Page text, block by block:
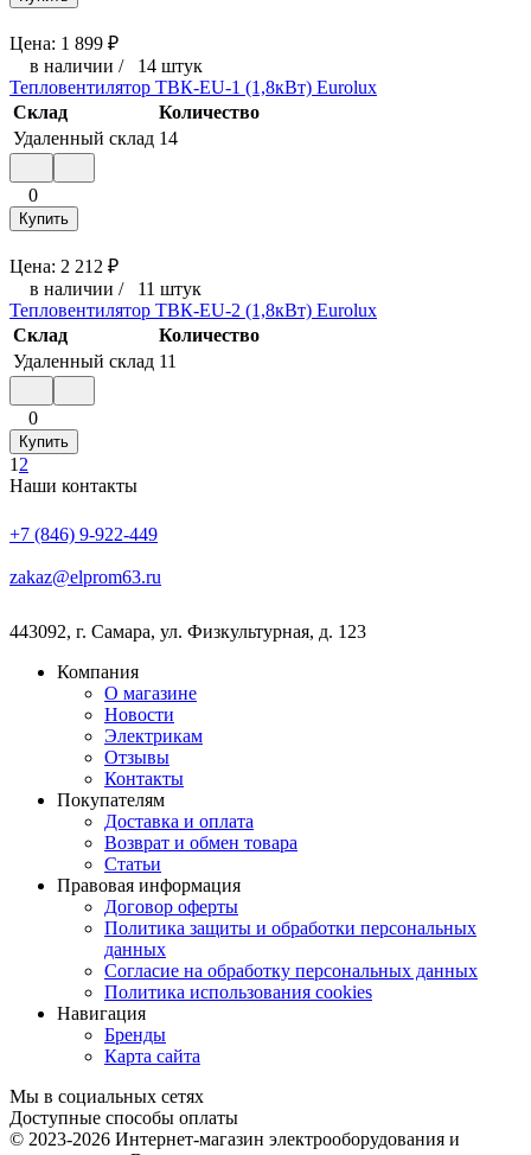
Цена: 1 899 ₽
в наличии / 14 штук
Тепловентилятор ТВК-EU-1 (1,8кВт) Eurolux
Склад
Количество
Удаленный склад 14
0
Купить
Цена: 2 212 ₽
в наличии / 11 штук
Тепловентилятор ТВК-EU-2 (1,8кВт) Eurolux
Склад
Количество
Удаленный склад 11
0
Купить
1 2
Наши контакты
+7 (846) 9-922-449
zakaz@elprom63.ru
443092, г. Самара, ул. Физкультурная, д. 123
Компания
О магазине
Новости
Электрикам
Отзывы
Контакты
Покупателям
Доставка и оплата
Возврат и обмен товара
Статьи
Правовая информация
Договор оферты
Политика защиты и обработки персональных
данных
Согласие на обработку персональных данных
Политика использования cookies
Навигация
Бренды
Карта сайта
Мы в социальных сетях
Доступные способы оплаты
© 2023-2026 Интернет-магазин электрооборудования и